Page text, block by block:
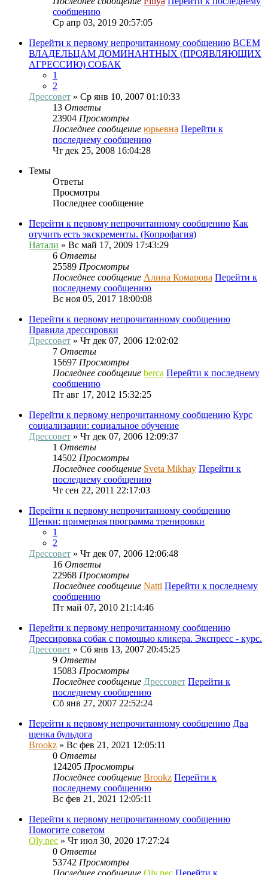
сообщению
Ср апр 03, 2019 20:57:05
Перейти к первому непрочитанному сообщению ВСЕМ
ВЛАДЕЛЬЦАМ ДОМИНАНТНЫХ (ПРОЯВЛЯЮЩИХ
АГРЕССИЮ) СОБАК
1
2
Дрессовет » Ср янв 10, 2007 01:10:33
13 Ответы
23904 Просмотры
Последнее сообщение юрьевна Перейти к
последнему сообщению
Чт дек 25, 2008 16:04:28
Темы
Ответы
Просмотры
Последнее сообщение
Перейти к первому непрочитанному сообщению Как
отучить есть экскременты. (Копрофагия)
Натали » Вс май 17, 2009 17:43:29
6 Ответы
25589 Просмотры
Последнее сообщение Алина Комарова Перейти к
последнему сообщению
Вс ноя 05, 2017 18:00:08
Перейти к первому непрочитанному сообщению
Правила дрессировки
Дрессовет » Чт дек 07, 2006 12:02:02
7 Ответы
15697 Просмотры
Последнее сообщение berca Перейти к последнему
сообщению
Пт авг 17, 2012 15:32:25
Перейти к первому непрочитанному сообщению Курс
социализации: социальное обучение
Дрессовет » Чт дек 07, 2006 12:09:37
1 Ответы
14502 Просмотры
Последнее сообщение Sveta Mikhay Перейти к
последнему сообщению
Чт сен 22, 2011 22:17:03
Перейти к первому непрочитанному сообщению
Щенки: примерная программа тренировки
1
2
Дрессовет » Чт дек 07, 2006 12:06:48
16 Ответы
22968 Просмотры
Последнее сообщение Natti Перейти к последнему
сообщению
Пт май 07, 2010 21:14:46
Перейти к первому непрочитанному сообщению
Дрессировка собак с помощью кликера. Экспресс - курс.
Дрессовет » Сб янв 13, 2007 20:45:25
9 Ответы
15083 Просмотры
Последнее сообщение Дрессовет Перейти к
последнему сообщению
Сб янв 27, 2007 22:52:24
Перейти к первому непрочитанному сообщению Два
щенка бульдога
Brookz » Вс фев 21, 2021 12:05:11
0 Ответы
124205 Просмотры
Последнее сообщение Brookz Перейти к
последнему сообщению
Вс фев 21, 2021 12:05:11
Перейти к первому непрочитанному сообщению
Помогите советом
Oly.nec » Чт июл 30, 2020 17:27:24
0 Ответы
53742 Просмотры
Последнее сообщение Oly.nec Перейти к